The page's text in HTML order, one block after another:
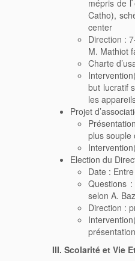
mépris de
Catho),
center
Direction :
M. Mathiot
Charte
but lucratif
les
Projet
plus souple
Election du
Date :
Questions
selon A.
Direction :
III. Scolarité et Vie